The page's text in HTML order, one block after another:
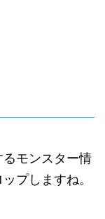
モンスター情
プしますね。